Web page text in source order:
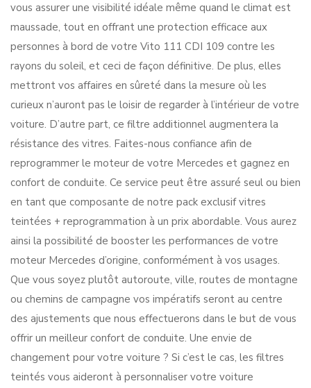
vous assurer une visibilité idéale même quand le climat est
maussade, tout en offrant une protection efficace aux
personnes à bord de votre Vito 111 CDI 109 contre les
rayons du soleil, et ceci de façon définitive. De plus, elles
mettront vos affaires en sûreté dans la mesure où les
curieux n’auront pas le loisir de regarder à l’intérieur de votre
voiture. D’autre part, ce filtre additionnel augmentera la
résistance des vitres. Faites-nous confiance afin de
reprogrammer le moteur de votre Mercedes et gagnez en
confort de conduite. Ce service peut être assuré seul ou bien
en tant que composante de notre pack exclusif vitres
teintées + reprogrammation à un prix abordable. Vous aurez
ainsi la possibilité de booster les performances de votre
moteur Mercedes d’origine, conformément à vos usages.
Que vous soyez plutôt autoroute, ville, routes de montagne
ou chemins de campagne vos impératifs seront au centre
des ajustements que nous effectuerons dans le but de vous
offrir un meilleur confort de conduite. Une envie de
changement pour votre voiture ? Si c’est le cas, les filtres
teintés vous aideront à personnaliser votre voiture